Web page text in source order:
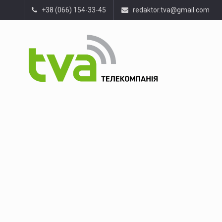
+38 (066) 154-33-45 redaktor.tva@gmail.com